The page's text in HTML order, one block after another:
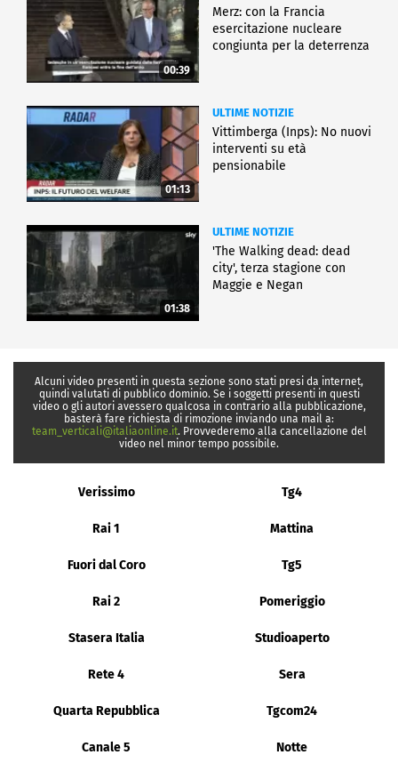
00:39
Merz: con la Francia
esercitazione nucleare
congiunta per la deterrenza
01:13
ULTIME NOTIZIE
Vittimberga (Inps): No nuovi
interventi su età
pensionabile
01:38
ULTIME NOTIZIE
'The Walking dead: dead
city', terza stagione con
Maggie e Negan
Alcuni video presenti in questa sezione sono stati presi da internet,
quindi valutati di pubblico dominio. Se i soggetti presenti in questi
video o gli autori avessero qualcosa in contrario alla pubblicazione,
basterà fare richiesta di rimozione inviando una mail a:
team_verticali@italiaonline.it. Provvederemo alla cancellazione del
video nel minor tempo possibile.
Verissimo Tg4
Rai 1 Mattina
Fuori dal Coro Tg5
Rai 2 Pomeriggio
Stasera Italia Studioaperto
Rete 4 Sera
Quarta Repubblica Tgcom24
Canale 5 Notte